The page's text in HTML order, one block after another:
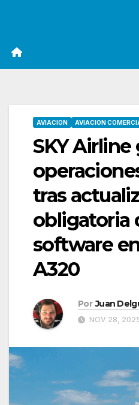
AVIACION AVIACION
SKY Airline
tras
obligatoria
software
A320
Por Juan
NOV 28,